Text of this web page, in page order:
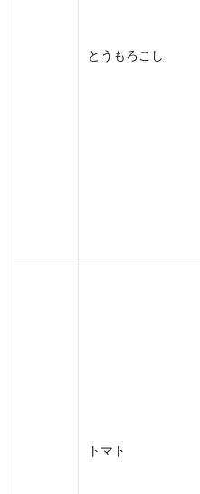
とうもろこし
トマト